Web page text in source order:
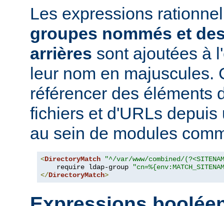
Les expressions
groupes nommés et
arrières sont ajoutées à
leur nom en majuscules.
référencer des éléments
fichiers et d'URLs
au sein de modules
<DirectoryMatch
"^/var/www/combined/
    require ldap-group
</DirectoryMatch>